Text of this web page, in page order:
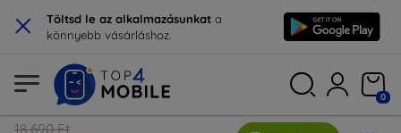
× Töltsd le az alkalmazásunkat a
könnyebb vásárláshoz.
0
18 690 Ft